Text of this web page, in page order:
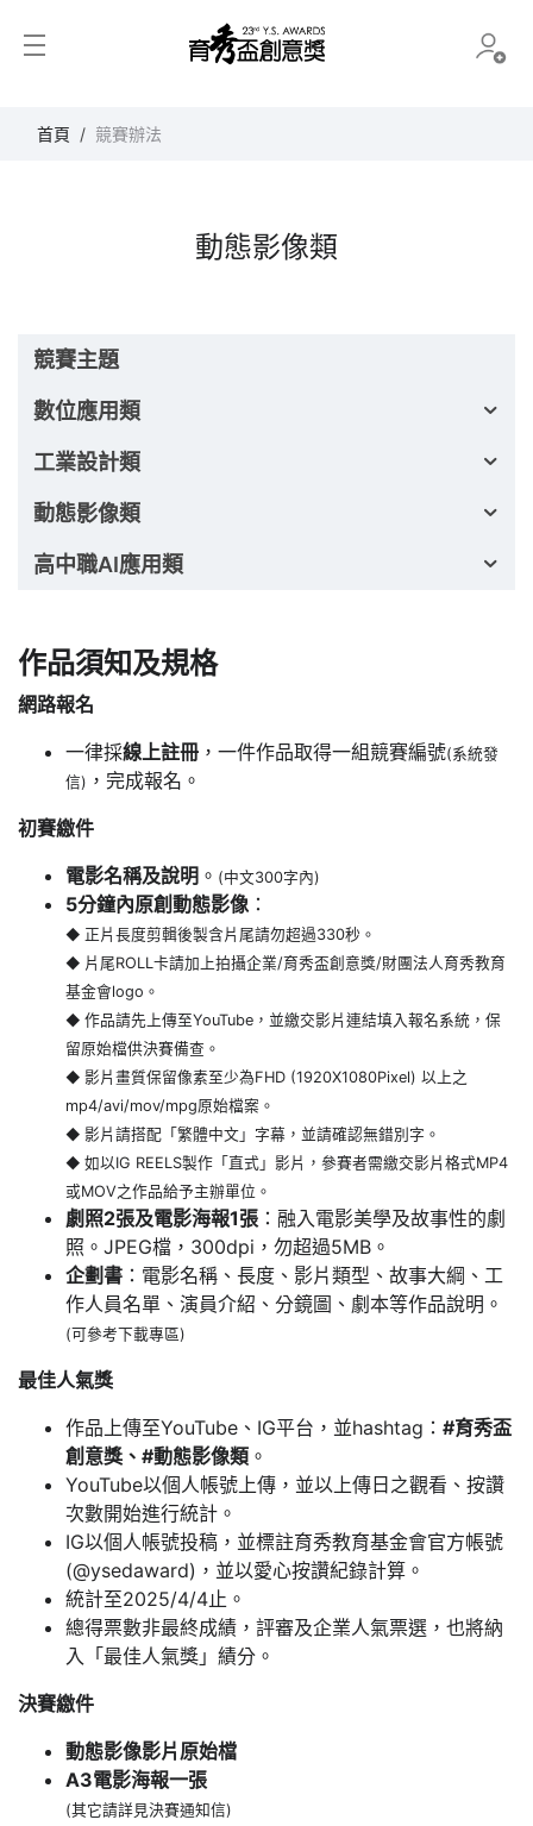
育秀盃創意獎
首頁 競賽辦法
動態影像類
競賽主題
數位應用類
工業設計類
動態影像類
高中職AI應用類
作品須知及規格
網路報名
一律採線上註冊 ，一件作品取得一組競賽編號(系統發
信) ，完成報名。
初賽繳件
電影名稱及說明 。 (中文300字內)
5分鐘內原創動態影像 ：
◆ 正片長度剪輯後製含片尾請勿超過330秒。
◆ 片尾ROLL卡請加上拍攝企業/育秀盃創意獎/財團法人育秀教育
基金會logo。
◆ 作品請先上傳至YouTube，並繳交影片連結填入報名系統，保
留原始檔供決賽備查。
◆ 影片畫質保留像素至少為FHD (1920X1080Pixel) 以上之
mp4/avi/mov/mpg原始檔案。
◆ 影片請搭配「繁體中文」字幕，並請確認無錯別字。
◆ 如以IG REELS製作「直式」影片，參賽者需繳交影片格式MP4
或MOV之作品給予主辦單位。
劇照2張及電影海報1張 ：融入電影美學及故事性的劇
照。JPEG檔，300dpi，勿超過5MB。
企劃書 ：電影名稱、長度、影片類型、故事大綱、工
作人員名單、演員介紹、分鏡圖、劇本等作品說明。
(可參考下載專區)
最佳人氣獎
作品上傳至YouTube、IG平台，並hashtag： #育秀盃
創意獎、#動態影像類 。
YouTube以個人帳號上傳，並以上傳日之觀看、按讚
次數開始進行統計。
IG以個人帳號投稿，並標註育秀教育基金會官方帳號
(@ysedaward)，並以愛心按讚紀錄計算。
統計至2025/4/4止。
總得票數非最終成績，評審及企業人氣票選，也將納
入「最佳人氣獎」績分。
決賽繳件
動態影像影片原始檔
A3電影海報一張
(其它請詳見決賽通知信)